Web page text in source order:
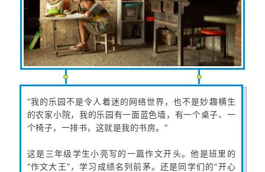
“我的乐园不是令人着迷的网络世界，也不是妙趣横生
的农家小院，我的乐园有一面蓝色墙，有一个桌子、一
个椅子，一排书，这就是我的书房。”
这是三年级学生小亮写的一篇作文开头。他是班里的
“作文大王”，学习成绩名列前茅。还是同学们的“开心